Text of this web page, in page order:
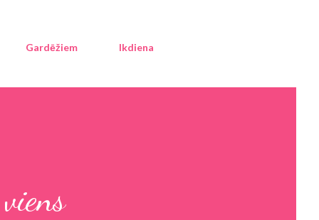
Gardēžiem Ikdiena